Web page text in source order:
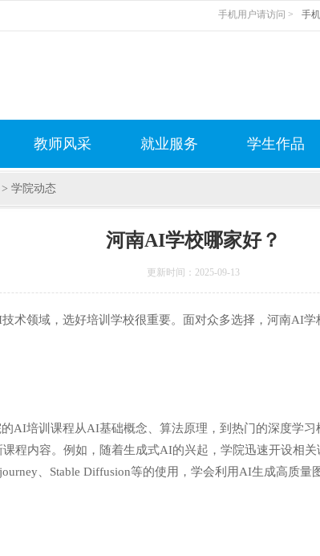
手机用户请访问 > 手
教师风采 就业服务 学生作品
> 学院动态
河南AI学校哪家好？
更新时间：2025-09-13
领域，选好培训学校很重要。面对众多选择，河南AI学
培训课程从AI基础概念、算法原理，到热门的深度学习
程内容。例如，随着生成式AI的兴起，学院迅速开设相
、Stable Diffusion等的使用，学会利用AI生成高质量